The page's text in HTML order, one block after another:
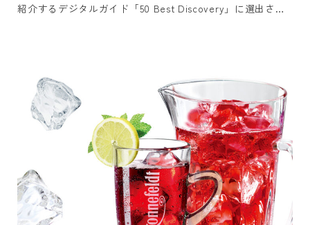
紹介するデジタルガイド「50 Best Discovery」に選出され